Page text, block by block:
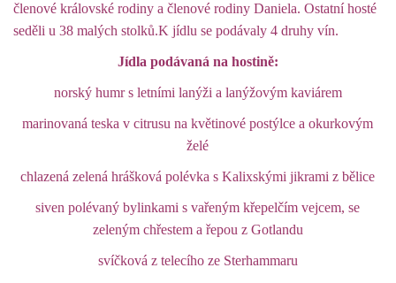
členové královské rodiny a členové rodiny Daniela. Ostatní hosté
seděli u 38 malých stolků.K jídlu se podávaly 4 druhy vín.
Jídla podávaná na hostině:
norský humr s letními lanýži a lanýžovým kaviárem
marinovaná teska v citrusu na květinové postýlce a okurkovým
želé
chlazená zelená hrášková polévka s Kalixskými jikrami z bělice
siven polévaný bylinkami s vařeným křepelčím vejcem, se
zeleným chřestem a řepou z Gotlandu
svíčková z telecího ze Sterhammaru